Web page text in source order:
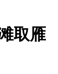
取雁